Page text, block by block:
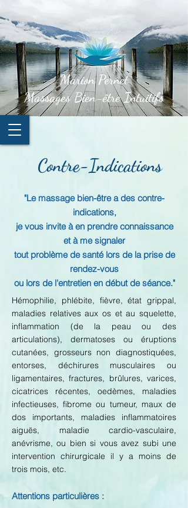
Marion Pernet
Massages Bien-être Intuitifs
Contre-Indications
"Le massage bien-être a des contre-
indications,
je vous invite à en prendre connaissance
et à me signaler
tout problème de santé lors de la prise de
rendez-vous
ou lors de l'entretien en début de séance."
Hémophilie, phlébite, fièvre, état grippal,
maladies relatives aux os et au squelette,
inflammation (de la peau ou des
articulations), dermatoses ou éruptions
cutanées, grosseurs non diagnostiquées,
entorses, déchirures musculaires ou
ligamentaires, fractures, brûlures, varices,
cicatrices récentes, oedèmes, maladies
infectieuses, fibrome ou tumeur, maux de
dos importants, maladies inflammatoires
aiguës, maladie cardio-vasculaire,
anévrisme, ou bien si vous avez subi une
intervention chirurgicale il y a moins de
trois mois, etc.
Attentions particulières :